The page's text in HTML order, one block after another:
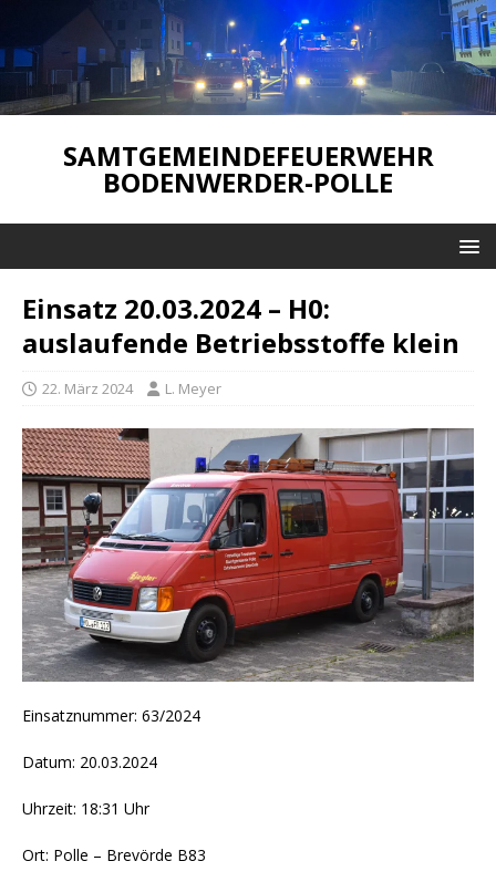
SAMTGEMEINDEFEUERWEHR
BODENWERDER-POLLE
Einsatz 20.03.2024 – H0:
auslaufende Betriebsstoffe klein
22. März 2024 L. Meyer
Einsatznummer: 63/2024
Datum: 20.03.2024
Uhrzeit: 18:31 Uhr
Ort: Polle – Brevörde B83